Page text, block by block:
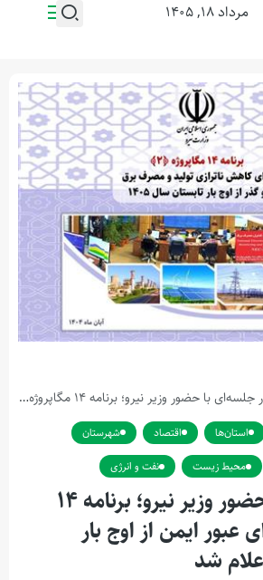
مرداد ۱۸, ۱۴۰۵
با حضور وزیر نیرو؛ برنامه ۱۴ مگاپروژه (۲) برای عبور ایمن از اوج بار تابستان ۱۴۰۵ اعلام شد
استان‌ها اقتصاد
شهرستان
محیط زیست نفت و انرژی
در جلسه‌ای با حضور وزیر نیرو؛ برنامه ۱۴
(۲) برای عبور ایمن از اوج بار